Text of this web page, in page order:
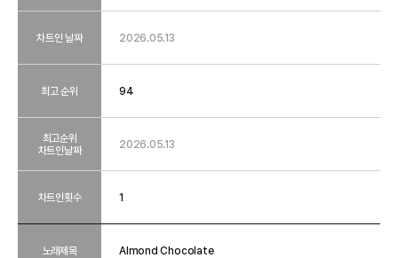
차트인 날짜
최고 순위
최고순위
차트인날짜
차트인횟수
2026.05.13
94
2026.05.13
1
노래제목 Almond Chocolate